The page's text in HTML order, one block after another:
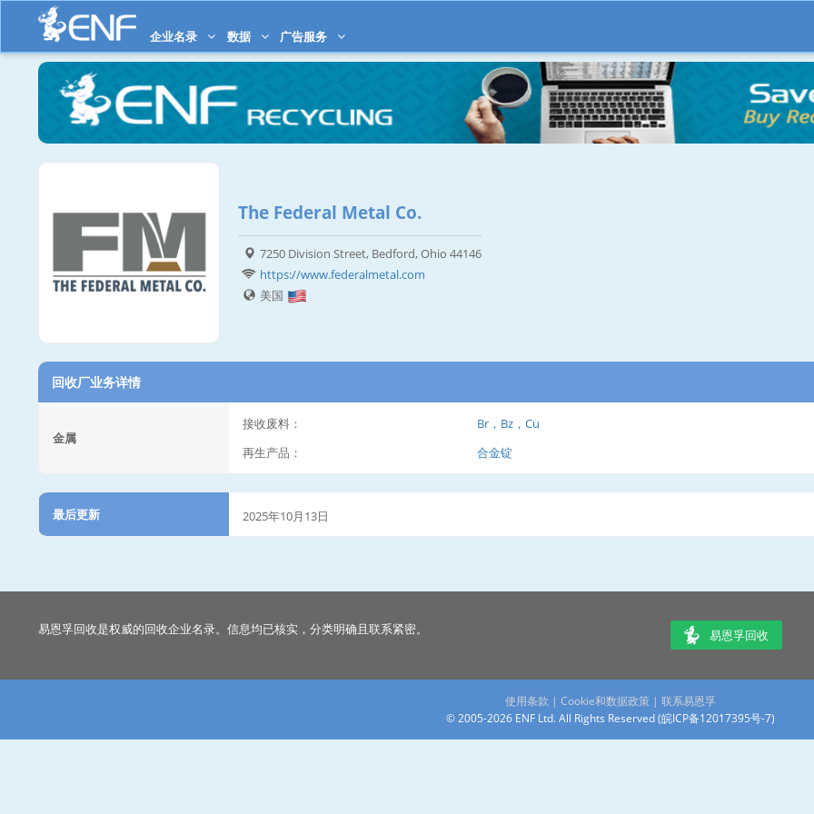
企业名录 数据 广告服务
The Federal Metal Co.
7250 Division Street, Bedford, Ohio 44146
https://www.federalmetal.com
美国
回收厂业务详情
金属
接收废料：
Br，Bz，Cu
再生产品：
合金锭
最后更新 2025年10月13日
易恩孚回收是权威的回收企业名录。信息均已核实，分类明确且联系紧密。 易恩孚回收
使用条款 | Cookie和数据政策 | 联系易恩孚
© 2005-2026 ENF Ltd. All Rights Reserved (皖ICP备12017395号-7)